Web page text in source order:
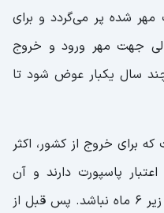
شده پر می‌گردد و برای
جهت مهر ورود و خروج
سال یکبار عوض شود تا
برای خروج از کشور، اکثر
پاسپورت دارند و آن
قانون این است که اعتبار گذرنامه زیر 6 ماه نباشد. پس قبل از